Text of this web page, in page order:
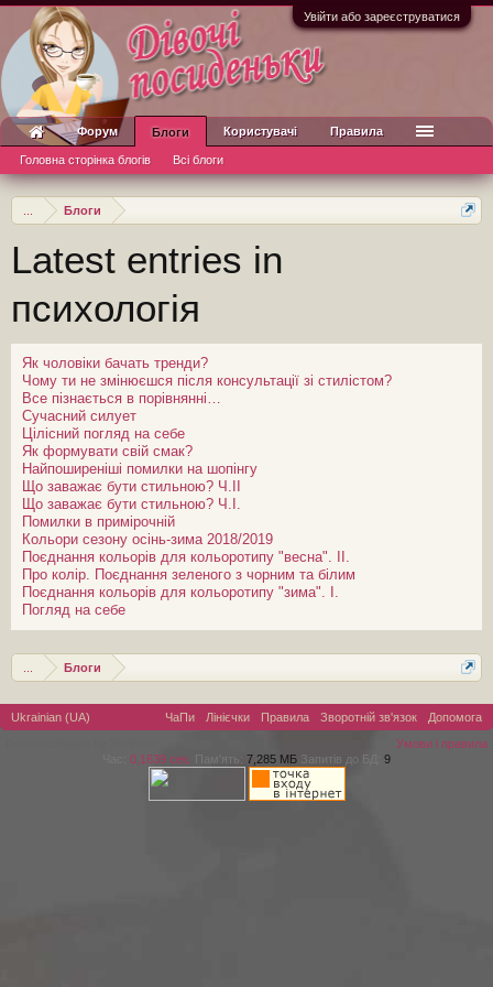
Увійти або зареєструватися
Блоги
Latest entries in
психологія
Як чоловіки бачать тренди?
Чому ти не змінюєшся після консультації зі стилістом?
Все пізнається в порівнянні…
Сучасний силует
Цілісний погляд на себе
Як формувати свій смак?
Найпоширеніші помилки на шопінгу
Що заважає бути стильною? Ч.ІІ
Що заважає бути стильною? Ч.І.
Помилки в примірочній
Кольори сезону осінь-зима 2018/2019
Поєднання кольорів для кольоротипу "весна". ІІ.
Про колір. Поєднання зеленого з чорним та білим
Поєднання кольорів для кольоротипу "зима". І.
Погляд на себе
Блоги
Форум Блоги
Головна сторінка блогів Всі блоги
Користувачі Правила
Ukrainian (UA) ЧаПи Лінієчки Правила Зворотній зв'язок
Допомога
Умови і правила
0,1639 сек. Пам'ять: 7,285 МБ Запитів до БД: 9